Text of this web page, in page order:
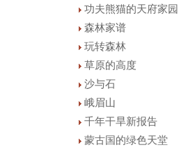
功夫熊猫的天府家园
森林家谱
玩转森林
草原的高度
沙与石
峨眉山
千年干旱新报告
蒙古国的绿色天堂